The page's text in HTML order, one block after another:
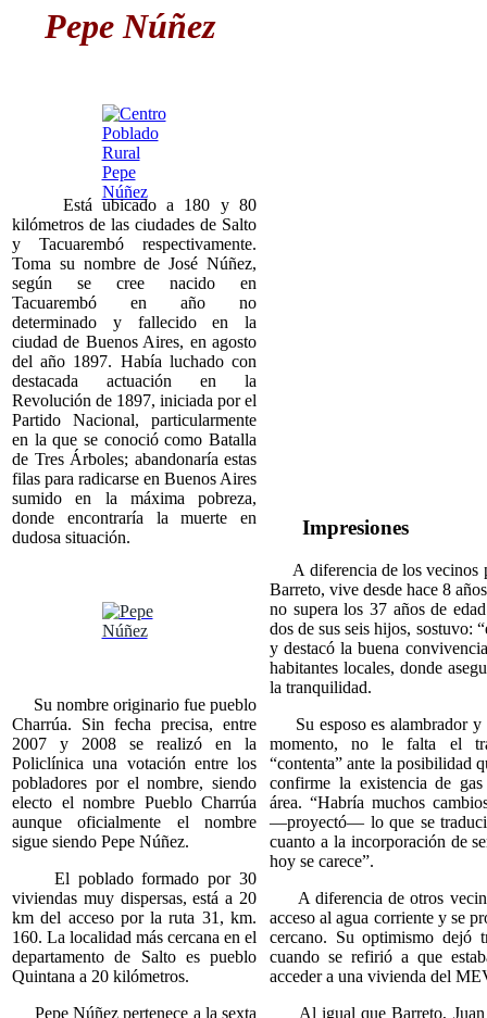
Pepe Núñez
Está ubicado a 180 y 80
kilómetros de las ciudades de Salto
y Tacuarembó respectivamente.
Toma su nombre de José Núñez,
según se cree nacido en
Tacuarembó en año no
determinado y fallecido en la
ciudad de Buenos Aires, en agosto
del año 1897. Había luchado con
destacada actuación en la
Revolución de 1897, iniciada por el
Partido Nacional, particularmente
en la que se conoció como Batalla
de Tres Árboles; abandonaría estas
filas para radicarse en Buenos Aires
sumido en la máxima pobreza,
donde encontraría la muerte en
dudosa situación.
Su nombre originario fue pueblo
Charrúa. Sin fecha precisa, entre
2007 y 2008 se realizó en la
Policlínica una votación entre los
pobladores por el nombre, siendo
electo el nombre Pueblo Charrúa
aunque oficialmente el nombre
sigue siendo Pepe Núñez.
El poblado formado por 30
viviendas muy dispersas, está a 20
km del acceso por la ruta 31, km.
160. La localidad más cercana en el
departamento de Salto es pueblo
Quintana a 20 kilómetros.
Pepe Núñez pertenece a la sexta
Impresiones
A diferencia de los vecinos
Barreto, vive desde hace 8
no supera los 37 años de
dos de sus seis hijos, sostuvo:
y destacó la buena
habitantes locales, donde
la tranquilidad.
Su esposo es alambrador y
momento, no le falta el
“contenta” ante la posibilidad
confirme la existencia de
área. “Habría muchos
—proyectó— lo que se
cuanto a la incorporación de
hoy se carece”.
A diferencia de otros
acceso al agua corriente y se
cercano. Su optimismo dejó
cuando se refirió a que
acceder a una vivienda del
Al igual que Barreto, Juan